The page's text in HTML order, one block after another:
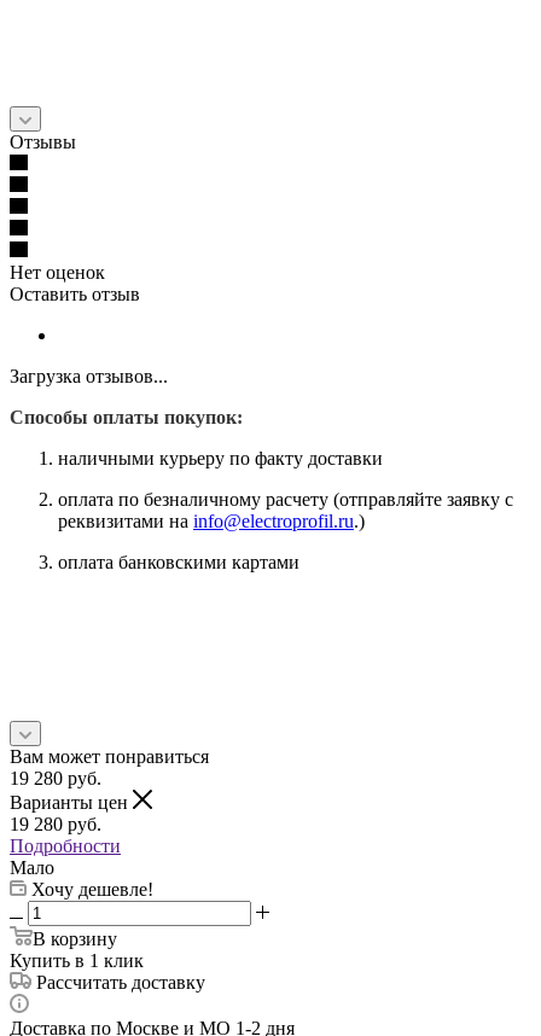
Отзывы
Нет оценок
Оставить отзыв
Загрузка отзывов...
Способы оплаты покупок:
наличными курьеру по факту доставки
оплата по безналичному расчету (отправляйте заявку с
реквизитами на info@electroprofil.ru.)
оплата банковскими картами
Вам может понравиться
19 280 руб.
Варианты цен
19 280 руб.
Подробности
Мало
Хочу дешевле!
В корзину
Купить в 1 клик
Рассчитать доставку
Доставка по Москве и МО 1-2 дня